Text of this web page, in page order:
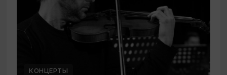
КОНЦЕРТЫ